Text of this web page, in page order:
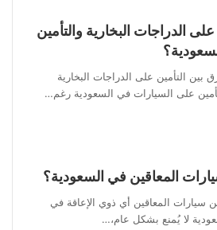
الدراجات البخارية والتأمين
بين التأمين على الدراجات البخارية
على السيارات في السعودية رغم…
المعاقين في السعودية؟
سيارات المعاقين أي ذوي الإعاقة في
لا يُمنع بشكل عام،…